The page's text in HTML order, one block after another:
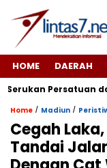
HOME DAERAH
Persatuan
Home / Madiun /
Cegah
Tandai